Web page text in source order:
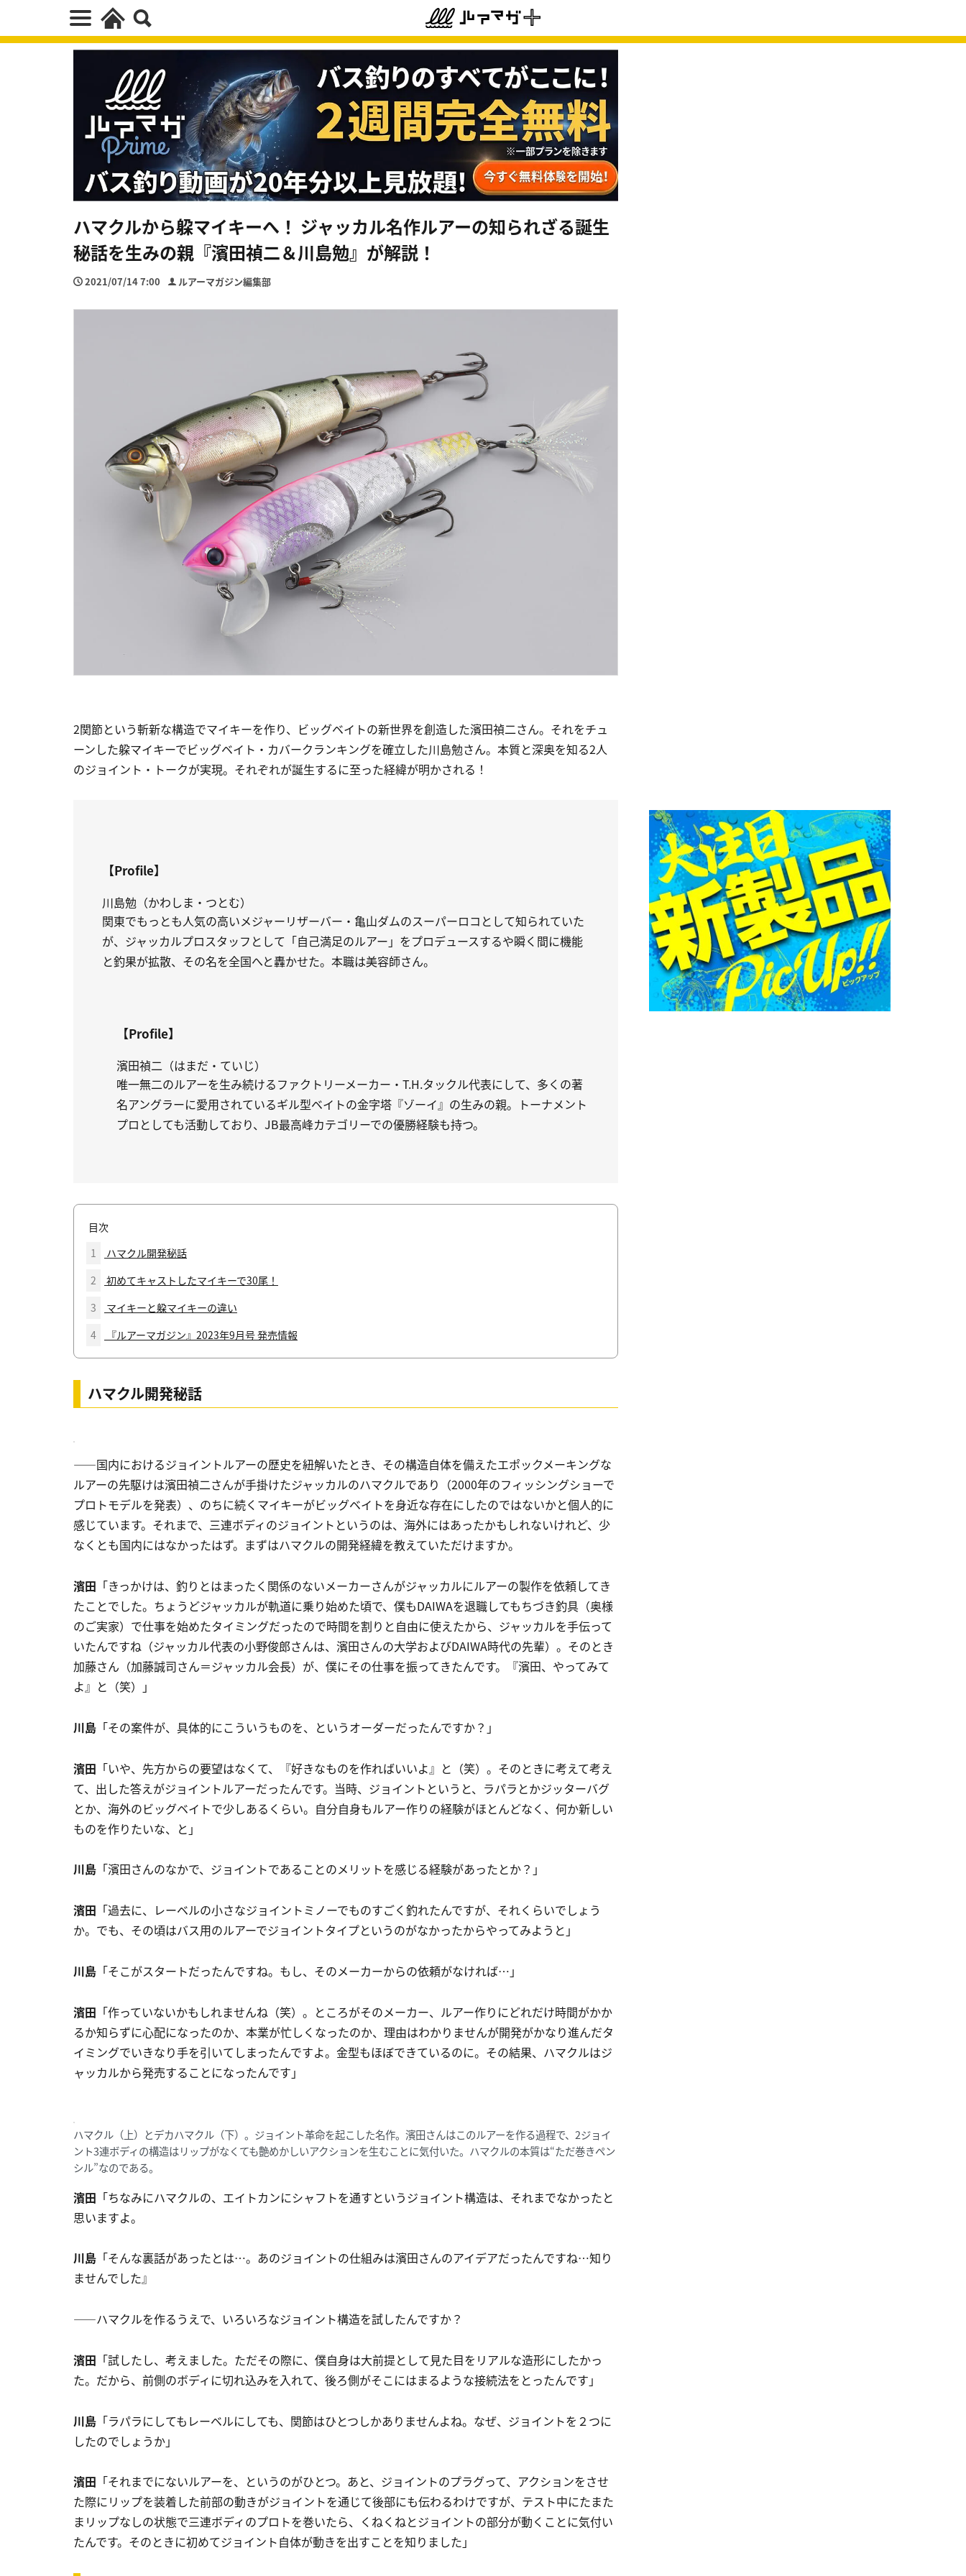
ハマクルから躱マイキーへ！ ジャッカル名作ルアーの知られざる誕生
秘話を生みの親『濱田禎二＆川島勉』が解説！
2021/07/14 7:00 ルアーマガジン編集部
2関節という斬新な構造でマイキーを作り、ビッグベイトの新世界を創造した濱田禎二さん。それをチュ
ーンした躱マイキーでビッグベイト・カバークランキングを確立した川島勉さん。本質と深奥を知る2人
のジョイント・トークが実現。それぞれが誕生するに至った経緯が明かされる！
【Profile】
川島勉（かわしま・つとむ）
関東でもっとも人気の高いメジャーリザーバー・亀山ダムのスーパーロコとして知られていた
が、ジャッカルプロスタッフとして「自己満足のルアー」をプロデュースするや瞬く間に機能
と釣果が拡散、その名を全国へと轟かせた。本職は美容師さん。
【Profile】
濱田禎二（はまだ・ていじ）
唯一無二のルアーを生み続けるファクトリーメーカー・T.H.タックル代表にして、多くの著
名アングラーに愛用されているギル型ベイトの金字塔『ゾーイ』の生みの親。トーナメント
プロとしても活動しており、JB最高峰カテゴリーでの優勝経験も持つ。
目次
1
ハマクル開発秘話
2
初めてキャストしたマイキーで30尾！
3
マイキーと躱マイキーの違い
4
『ルアーマガジン』2023年9月号 発売情報
ハマクル開発秘話
――国内におけるジョイントルアーの歴史を紐解いたとき、その構造自体を備えたエポックメーキングな
ルアーの先駆けは濱田禎二さんが手掛けたジャッカルのハマクルであり（2000年のフィッシングショーで
プロトモデルを発表）、のちに続くマイキーがビッグベイトを身近な存在にしたのではないかと個人的に
感じています。それまで、三連ボディのジョイントというのは、海外にはあったかもしれないけれど、少
なくとも国内にはなかったはず。まずはハマクルの開発経緯を教えていただけますか。
濱田 「きっかけは、釣りとはまったく関係のないメーカーさんがジャッカルにルアーの製作を依頼してき
たことでした。ちょうどジャッカルが軌道に乗り始めた頃で、僕もDAIWAを退職してもちづき釣具（奥様
のご実家）で仕事を始めたタイミングだったので時間を割りと自由に使えたから、ジャッカルを手伝って
いたんですね（ジャッカル代表の小野俊郎さんは、濱田さんの大学およびDAIWA時代の先輩）。そのとき
加藤さん（加藤誠司さん＝ジャッカル会長）が、僕にその仕事を振ってきたんです。『濱田、やってみて
よ』と（笑）」
川島 「その案件が、具体的にこういうものを、というオーダーだったんですか？」
濱田 「いや、先方からの要望はなくて、『好きなものを作ればいいよ』と（笑）。そのときに考えて考え
て、出した答えがジョイントルアーだったんです。当時、ジョイントというと、ラパラとかジッターバグ
とか、海外のビッグベイトで少しあるくらい。自分自身もルアー作りの経験がほとんどなく、何か新しい
ものを作りたいな、と」
川島 「濱田さんのなかで、ジョイントであることのメリットを感じる経験があったとか？」
濱田 「過去に、レーベルの小さなジョイントミノーでものすごく釣れたんですが、それくらいでしょう
か。でも、その頃はバス用のルアーでジョイントタイプというのがなかったからやってみようと」
川島 「そこがスタートだったんですね。もし、そのメーカーからの依頼がなければ…」
濱田 「作っていないかもしれませんね（笑）。ところがそのメーカー、ルアー作りにどれだけ時間がかか
るか知らずに心配になったのか、本業が忙しくなったのか、理由はわかりませんが開発がかなり進んだタ
イミングでいきなり手を引いてしまったんですよ。金型もほぼできているのに。その結果、ハマクルはジ
ャッカルから発売することになったんです」
ハマクル（上）とデカハマクル（下）。ジョイント革命を起こした名作。濱田さんはこのルアーを作る過程で、2ジョイ
ント3連ボディの構造はリップがなくても艶めかしいアクションを生むことに気付いた。ハマクルの本質は“ただ巻きペン
シル”なのである。
濱田 「ちなみにハマクルの、エイトカンにシャフトを通すというジョイント構造は、それまでなかったと
思いますよ。
川島 「そんな裏話があったとは…。あのジョイントの仕組みは濱田さんのアイデアだったんですね…知り
ませんでした』
――ハマクルを作るうえで、いろいろなジョイント構造を試したんですか？
濱田 「試したし、考えました。ただその際に、僕自身は大前提として見た目をリアルな造形にしたかっ
た。だから、前側のボディに切れ込みを入れて、後ろ側がそこにはまるような接続法をとったんです」
川島 「ラパラにしてもレーベルにしても、関節はひとつしかありませんよね。なぜ、ジョイントを２つに
したのでしょうか」
濱田 「それまでにないルアーを、というのがひとつ。あと、ジョイントのプラグって、アクションをさせ
た際にリップを装着した前部の動きがジョイントを通じて後部にも伝わるわけですが、テスト中にたまた
まリップなしの状態で三連ボディのプロトを巻いたら、くねくねとジョイントの部分が動くことに気付い
たんです。そのときに初めてジョイント自体が動きを出すことを知りました」